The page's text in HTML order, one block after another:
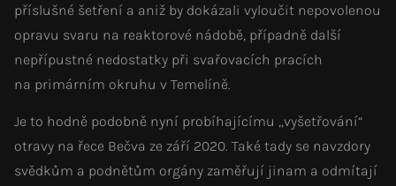
příslušné šetření a aniž by dokázali vyloučit nepovolenou
opravu svaru na reaktorové nádobě, případně další
nepřípustné nedostatky při svařovacích pracích
na primárním okruhu v Temelíně.
Je to hodně podobně nyní probíhajícímu „vyšetřování“
otravy na řece Bečva ze září 2020. Také tady se navzdory
svědkům a podnětům orgány zaměřují jinam a odmítají